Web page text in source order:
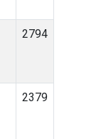
2794
2379